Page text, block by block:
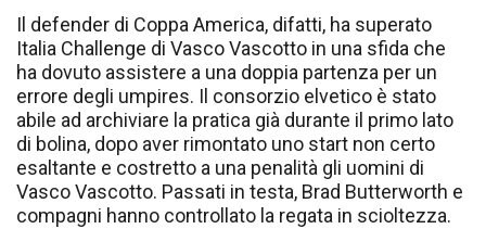
Il defender di Coppa America, difatti, ha superato
Italia Challenge di Vasco Vascotto in una sfida che
ha dovuto assistere a una doppia partenza per un
errore degli umpires. Il consorzio elvetico è stato
abile ad archiviare la pratica già durante il primo lato
di bolina, dopo aver rimontato uno start non certo
esaltante e costretto a una penalità gli uomini di
Vasco Vascotto. Passati in testa, Brad Butterworth e
compagni hanno controllato la regata in scioltezza.